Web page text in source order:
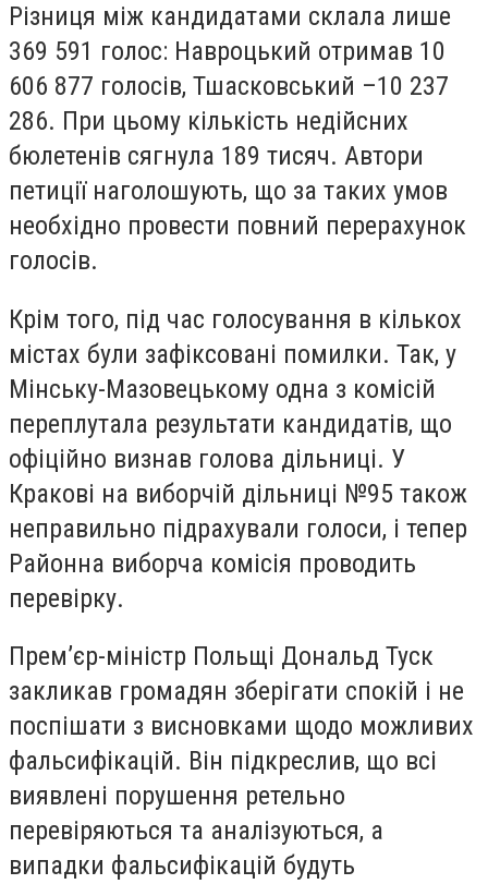
Різниця між кандидатами склала лише
369 591 голос: Навроцький отримав 10
606 877 голосів, Тшасковський –10 237
286. При цьому кількість недійсних
бюлетенів сягнула 189 тисяч. Автори
петиції наголошують, що за таких умов
необхідно провести повний перерахунок
голосів.
Крім того, під час голосування в кількох
містах були зафіксовані помилки. Так, у
Мінську-Мазовецькому одна з комісій
переплутала результати кандидатів, що
офіційно визнав голова дільниці. У
Кракові на виборчій дільниці №95 також
неправильно підрахували голоси, і тепер
Районна виборча комісія проводить
перевірку.
Прем’єр-міністр Польщі Дональд Туск
закликав громадян зберігати спокій і не
поспішати з висновками щодо можливих
фальсифікацій. Він підкреслив, що всі
виявлені порушення ретельно
перевіряються та аналізуються, а
випадки фальсифікацій будуть